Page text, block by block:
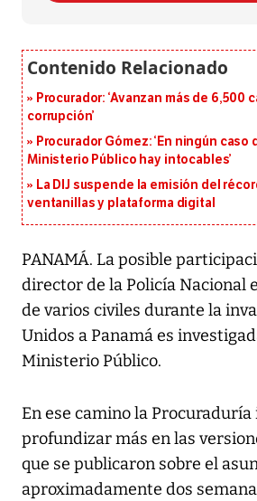
Procurador: ‘Avanzan más de 6,500
corrupción’
Procurador Gómez: ‘En ningún caso
Ministerio Público hay intocables’
La DIJ suspende la emisión del
ventanillas y plataforma digital
PANAMÁ. La posible
director de la Policía Nacional
de varios civiles durante la
Unidos a Panamá es
Ministerio Público.
En ese camino la
profundizar más en las
que se publicaron sobre el
aproximadamente dos